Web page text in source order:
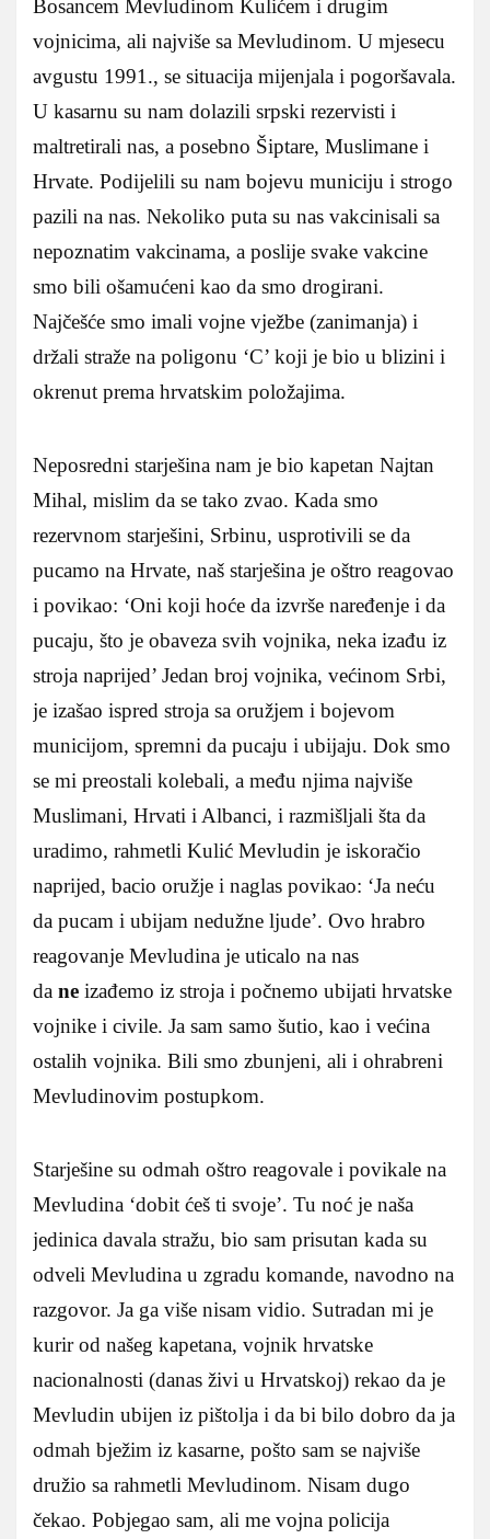
Bosancem Mevludinom Kulićem i drugim
vojnicima, ali najviše sa Mevludinom. U mjesecu
avgustu 1991., se situacija mijenjala i pogoršavala.
U kasarnu su nam dolazili srpski rezervisti i
maltretirali nas, a posebno Šiptare, Muslimane i
Hrvate. Podijelili su nam bojevu municiju i strogo
pazili na nas. Nekoliko puta su nas vakcinisali sa
nepoznatim vakcinama, a poslije svake vakcine
smo bili ošamućeni kao da smo drogirani.
Najčešće smo imali vojne vježbe (zanimanja) i
držali straže na poligonu ‘C’ koji je bio u blizini i
okrenut prema hrvatskim položajima.
Neposredni starješina nam je bio kapetan Najtan
Mihal, mislim da se tako zvao. Kada smo
rezervnom starješini, Srbinu, usprotivili se da
pucamo na Hrvate, naš starješina je oštro reagovao
i povikao: ‘Oni koji hoće da izvrše naređenje i da
pucaju, što je obaveza svih vojnika, neka izađu iz
stroja naprijed’ Jedan broj vojnika, većinom Srbi,
je izašao ispred stroja sa oružjem i bojevom
municijom, spremni da pucaju i ubijaju. Dok smo
se mi preostali kolebali, a među njima najviše
Muslimani, Hrvati i Albanci, i razmišljali šta da
uradimo, rahmetli Kulić Mevludin je iskoračio
naprijed, bacio oružje i naglas povikao: ‘Ja neću
da pucam i ubijam nedužne ljude’. Ovo hrabro
reagovanje Mevludina je uticalo na nas
da ne izađemo iz stroja i počnemo ubijati hrvatske
vojnike i civile. Ja sam samo šutio, kao i većina
ostalih vojnika. Bili smo zbunjeni, ali i ohrabreni
Mevludinovim postupkom.
Starješine su odmah oštro reagovale i povikale na
Mevludina ‘dobit ćeš ti svoje’. Tu noć je naša
jedinica davala stražu, bio sam prisutan kada su
odveli Mevludina u zgradu komande, navodno na
razgovor. Ja ga više nisam vidio. Sutradan mi je
kurir od našeg kapetana, vojnik hrvatske
nacionalnosti (danas živi u Hrvatskoj) rekao da je
Mevludin ubijen iz pištolja i da bi bilo dobro da ja
odmah bježim iz kasarne, pošto sam se najviše
družio sa rahmetli Mevludinom. Nisam dugo
čekao. Pobjegao sam, ali me vojna policija